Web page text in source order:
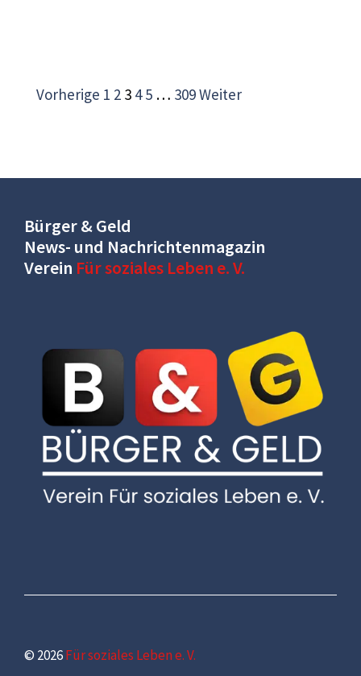
Vorherige 1 2 3 4 5 … 309Weiter
Bürger & Geld
News- und Nachrichtenmagazin
Verein Für soziales Leben e. V.
© 2026Für soziales Leben e. V.